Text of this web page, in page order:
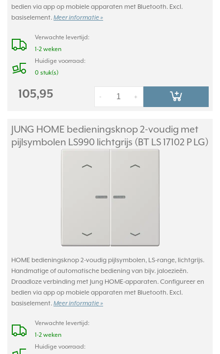
bedien via app op mobiele apparaten met Bluetooth. Excl.
basiselement. Meer informatie »
Verwachte levertijd:
1-2 weken
Huidige voorraad:
0 stuk(s)
105,95 +
-
JUNG HOME bedieningsknop 2-voudig met
pijlsymbolen LS990 lichtgrijs (BT LS 17102 P LG)
HOME bedieningsknop 2-voudig pijlsymbolen, LS-range, lichtgrijs.
Handmatige of automatische bediening van bijv. jaloezieën.
Draadloze verbinding met Jung HOME-apparaten. Configureer en
bedien via app op mobiele apparaten met Bluetooth. Excl.
basiselement. Meer informatie »
Verwachte levertijd:
1-2 weken
Huidige voorraad: